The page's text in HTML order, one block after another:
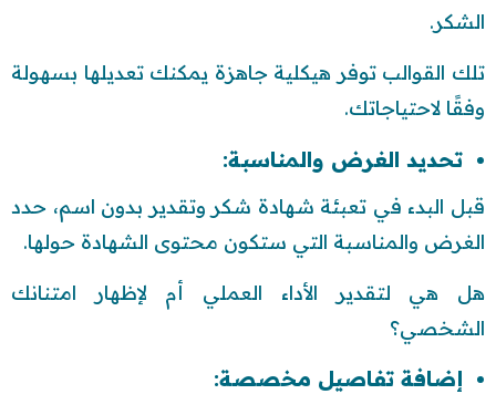
الشكر.
تلك القوالب توفر هيكلية جاهزة يمكنك تعديلها بسهولة
وفقًا لاحتياجاتك.
تحديد الغرض والمناسبة:
قبل البدء في تعبئة شهادة شكر وتقدير بدون اسم، حدد
الغرض والمناسبة التي ستكون محتوى الشهادة حولها.
هل هي لتقدير الأداء العملي أم لإظهار امتنانك
الشخصي؟
إضافة تفاصيل مخصصة: